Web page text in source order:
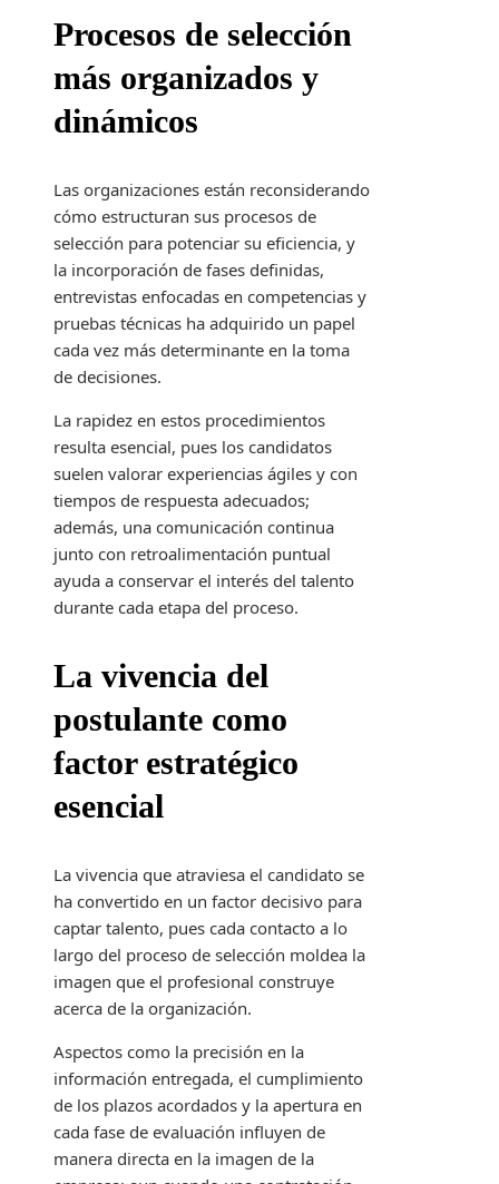
Procesos de selección
más organizados y
dinámicos
Las organizaciones están reconsiderando
cómo estructuran sus procesos de
selección para potenciar su eficiencia, y
la incorporación de fases definidas,
entrevistas enfocadas en competencias y
pruebas técnicas ha adquirido un papel
cada vez más determinante en la toma
de decisiones.
La rapidez en estos procedimientos
resulta esencial, pues los candidatos
suelen valorar experiencias ágiles y con
tiempos de respuesta adecuados;
además, una comunicación continua
junto con retroalimentación puntual
ayuda a conservar el interés del talento
durante cada etapa del proceso.
La vivencia del
postulante como
factor estratégico
esencial
La vivencia que atraviesa el candidato se
ha convertido en un factor decisivo para
captar talento, pues cada contacto a lo
largo del proceso de selección moldea la
imagen que el profesional construye
acerca de la organización.
Aspectos como la precisión en la
información entregada, el cumplimiento
de los plazos acordados y la apertura en
cada fase de evaluación influyen de
manera directa en la imagen de la